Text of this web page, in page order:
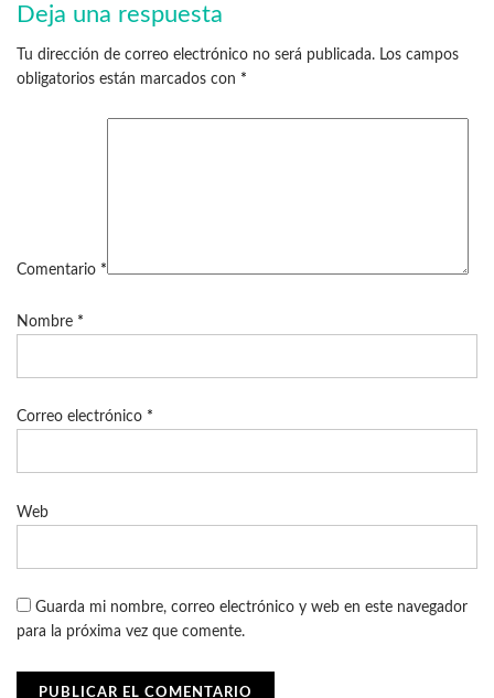
Deja una respuesta
Tu dirección de correo electrónico no será publicada. Los campos
obligatorios están marcados con *
Comentario *
Nombre *
Correo electrónico *
Web
Guarda mi nombre, correo electrónico y web en este navegador
para la próxima vez que comente.